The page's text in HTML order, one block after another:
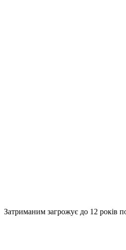
Затриманим загрожує до 12 років